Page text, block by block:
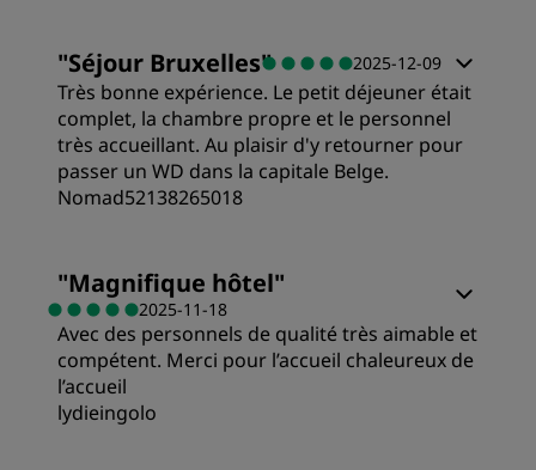
Qualité/prix
Literie
Propreté
Service
"Séjour Bruxelles" 2025-12-09
Très bonne expérience. Le petit déjeuner était
complet, la chambre propre et le personnel
très accueillant. Au plaisir d'y retourner pour
passer un WD dans la capitale Belge.
Nomad52138265018
Qualité/prix
Literie
"Magnifique hôtel"
2025-11-18
Avec des personnels de qualité très aimable et
compétent. Merci pour l’accueil chaleureux de
l’accueil
lydieingolo